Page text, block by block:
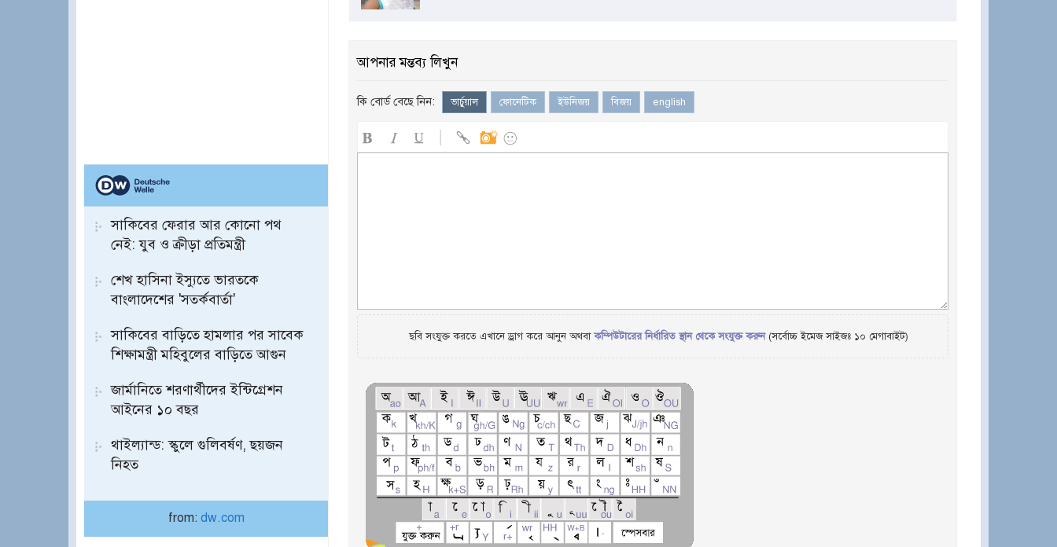
সাকিবের ফেরার আর কোনো পথ
নেই: যুব ও ক্রীড়া প্রতিমন্ত্রী
শেখ হাসিনা ইস্যুতে ভারতকে
বাংলাদেশের 'সতর্কবার্তা'
সাকিবের বাড়িতে হামলার পর সাবেক
শিক্ষামন্ত্রী মহিবুলের বাড়িতে আগুন
জার্মানিতে শরণার্থীদের ইন্টিগ্রেশন
আইনের ১০ বছর
থাইল্যান্ড: স্কুলে গুলিবর্ষণ, ছয়জন
নিহত
from: dw.com
আপনার মন্তব্য লিখুন
কি বোর্ড বেছে নিন: ভার্চুয়াল ফোনেটিক ইউনিজয় বিজয় english
ছবি সংযুক্ত করতে এখানে ড্রাগ করে আনুন অথবাকম্পিউটারের নির্ধারিত স্থান থেকে সংযুক্ত করুন(সর্বোচ্চ ইমেজ সাইজঃ ১০ মেগাবাইট)